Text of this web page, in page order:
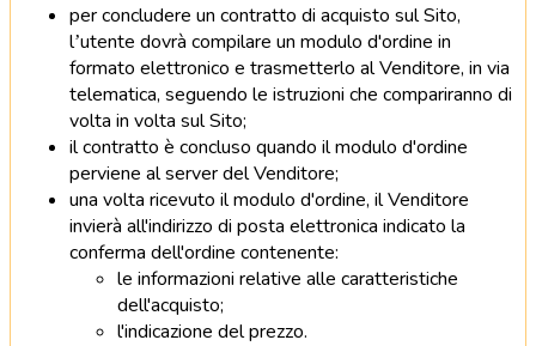
per concludere un contratto di acquisto sul Sito,
l’utente dovrà compilare un modulo d'ordine in
formato elettronico e trasmetterlo al Venditore, in via
telematica, seguendo le istruzioni che compariranno di
volta in volta sul Sito;
il contratto è concluso quando il modulo d'ordine
perviene al server del Venditore;
una volta ricevuto il modulo d'ordine, il Venditore
invierà all'indirizzo di posta elettronica indicato la
conferma dell'ordine contenente:
le informazioni relative alle caratteristiche
dell'acquisto;
l'indicazione del prezzo.